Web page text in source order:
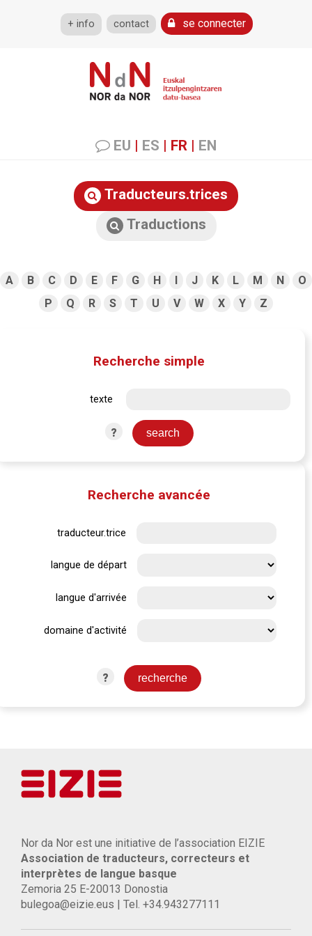
+ info contact se connecter
EU | ES | FR | EN
Traducteurs.trices
Traductions
A B C D E F G H I J K L M N
O
P
Q R S T U V W X Y Z
Recherche simple
texte
?
Recherche avancée
traducteur.trice
langue de départ
langue d'arrivée
domaine d'activité
?
Nor da Nor est une initiative de l’association EIZIE
Association de traducteurs, correcteurs et
interprètes de langue basque
Zemoria 25 E-20013 Donostia
bulegoa@eizie.eus | Tel. +34.943277111